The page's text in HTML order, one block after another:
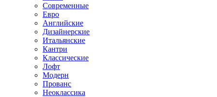
Современные
Евро
Английские
Дизайнерские
Итальянские
Кантри
Классические
Лофт
Модерн
Прованс
Неоклассика